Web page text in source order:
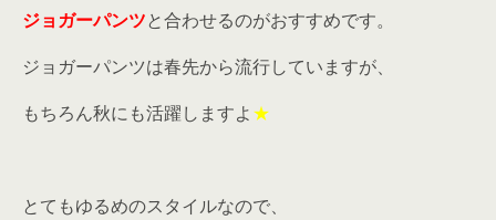
ジョガーパンツと合わせるのがおすすめです。
ジョガーパンツは春先から流行していますが、
もちろん秋にも活躍しますよ★
とてもゆるめのスタイルなので、